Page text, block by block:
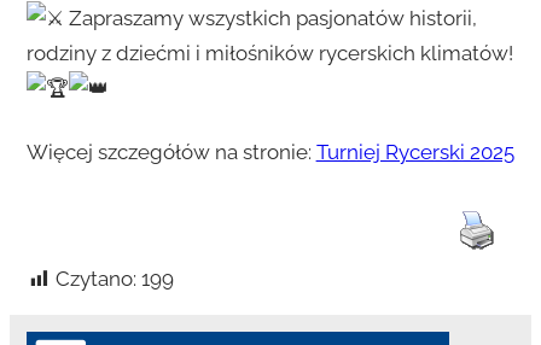
Zapraszamy wszystkich pasjonatów historii,
rodziny z dziećmi i miłośników rycerskich klimatów!
Więcej szczegółów na stronie: Turniej Rycerski 2025
Czytano: 199